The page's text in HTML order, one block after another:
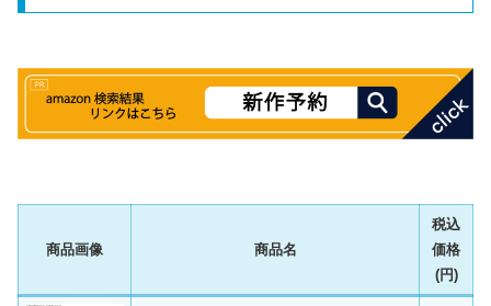
商品画像 商品名
税込
価格
(円)